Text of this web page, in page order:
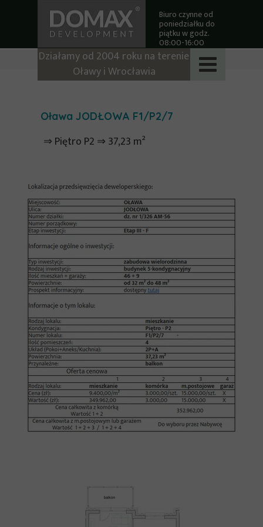
Biuro czynne od
poniedziałku do
piątku w godz.
08:00-16:00
Działamy od 2004 roku na terenie
Oławy i Wrocławia
Oława JODŁOWA F1/P2/7
⇒ Piętro P2 ⇒ 37,23 m²